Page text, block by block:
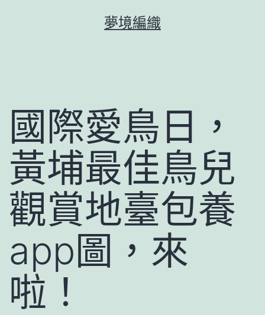
夢境編織
國際愛鳥日，
黃埔最佳鳥兒
觀賞地臺包養
app圖，來
啦！